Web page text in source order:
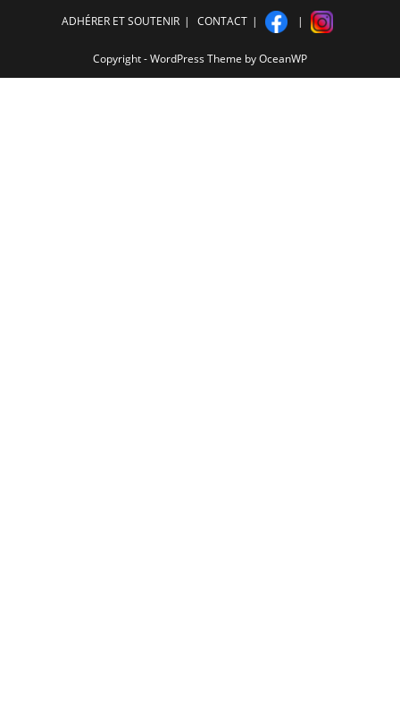
ADHÉRER ET SOUTENIR CONTACT
Copyright - WordPress Theme by OceanWP